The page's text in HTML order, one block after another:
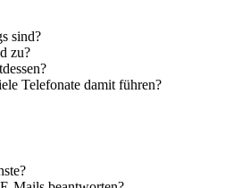
sind?
zu?
Telefonate damit führen?